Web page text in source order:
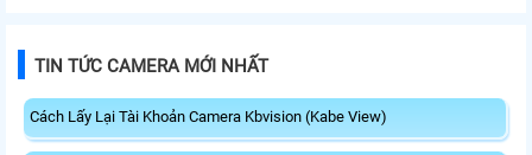
TIN TỨC CAMERA MỚI NHẤT
Cách Lấy Lại Tài Khoản Camera Kbvision (Kabe View)